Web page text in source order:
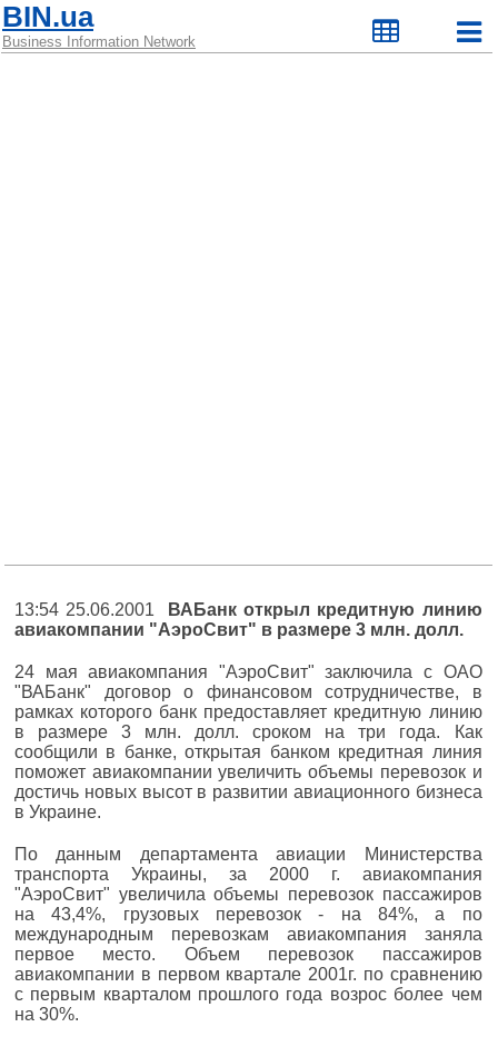
BIN.ua
Business Information Network
13:54 25.06.2001
ВАБанк открыл кредитную линию
авиакомпании "АэроСвит" в размере 3 млн. долл.
24 мая авиакомпания "АэроСвит" заключила с ОАО
"ВАБанк" договор о финансовом сотрудничестве, в
рамках которого банк предоставляет кредитную линию
в размере 3 млн. долл. сроком на три года. Как
сообщили в банке, открытая банком кредитная линия
поможет авиакомпании увеличить объемы перевозок и
достичь новых высот в развитии авиационного бизнеса
в Украине.
По данным департамента авиации Министерства
транспорта Украины, за 2000 г. авиакомпания
"АэроСвит" увеличила объемы перевозок пассажиров
на 43,4%, грузовых перевозок - на 84%, а по
международным перевозкам авиакомпания заняла
первое место. Объем перевозок пассажиров
авиакомпании в первом квартале 2001г. по сравнению
с первым кварталом прошлого года возрос более чем
на 30%.